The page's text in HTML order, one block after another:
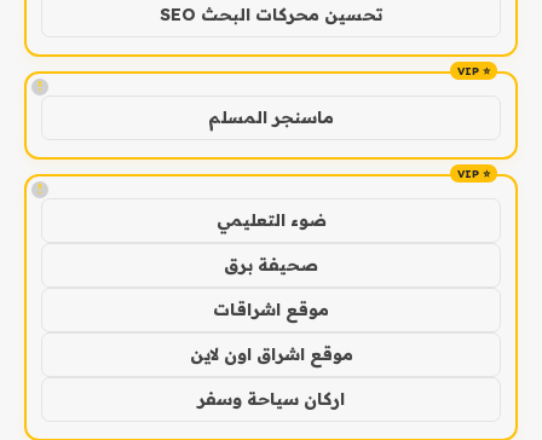
تحسين محركات البحث SEO
!
ماسنجر المسلم
!
ضوء التعليمي
صحيفة برق
موقع اشراقات
موقع اشراق اون لاين
اركان سياحة وسفر